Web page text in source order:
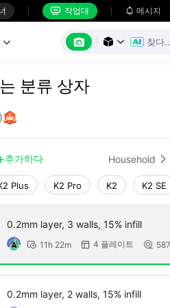
 작업대  메시지
   
분류 상자
추가하다 Household 
Plus K2 Pro K2 K2 SE
0.2mm layer, 3 walls, 15% infill
 11h 22m  4 플레이트 
0.2mm layer, 2 walls, 15% infill